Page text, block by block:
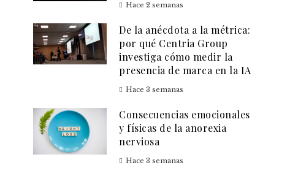
Hace 2 semanas
De la anécdota a la métrica:
por qué Centria Group
investiga cómo medir la
presencia de marca en la IA
Hace 3 semanas
Consecuencias emocionales
y físicas de la anorexia
nerviosa
Hace 3 semanas